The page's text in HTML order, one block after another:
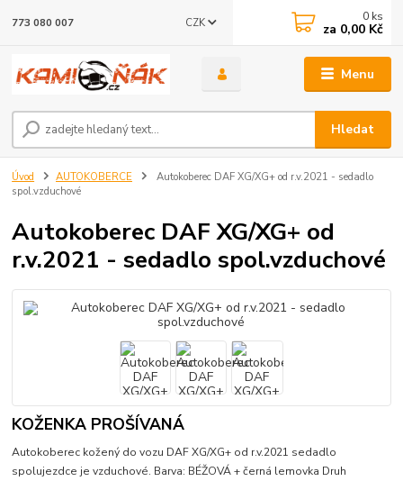
Menu
CZK
Hledat
773 080 007 0 ks
za 0,00 Kč
Úvod AUTOKOBERCE
Autokoberec DAF XG/XG+ od r.v.2021 - sedadlo
spol.vzduchové
Autokoberec DAF XG/XG+ od
r.v.2021 - sedadlo spol.vzduchové
KOŽENKA PROŠÍVANÁ
Autokoberec kožený do vozu DAF XG/XG+ od r.v.2021 sedadlo
spolujezdce je vzduchové. Barva: BÉŽOVÁ + černá lemovka Druh